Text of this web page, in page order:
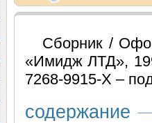
Сборник /
«Имидж ЛТД»,
7268-9915-Х –
содержание